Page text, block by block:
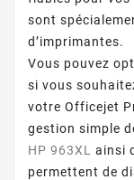
sont
d’imprimantes.
Vous pouvez
si vous
votre Officejet
gestion simple
HP 963XL
ainsi
permettent de